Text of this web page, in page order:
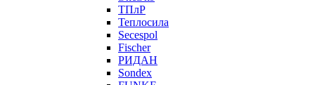
ТПлР
Теплосила
Secespol
Fischer
РИДАН
Sondex